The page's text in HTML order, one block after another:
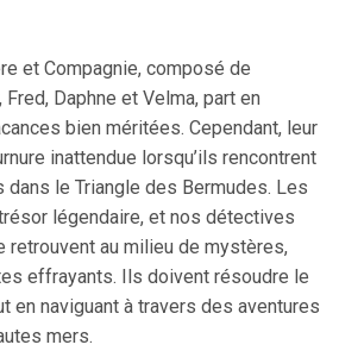
et Compagnie, composé de
Daphne et Velma, part en
bien méritées. Cependant, leur
inattendue lorsqu’ils rencontrent
le Triangle des Bermudes. Les
légendaire, et nos détectives
retrouvent au milieu de mystères,
effrayants. Ils doivent résoudre le
en naviguant à travers des aventures
mers.